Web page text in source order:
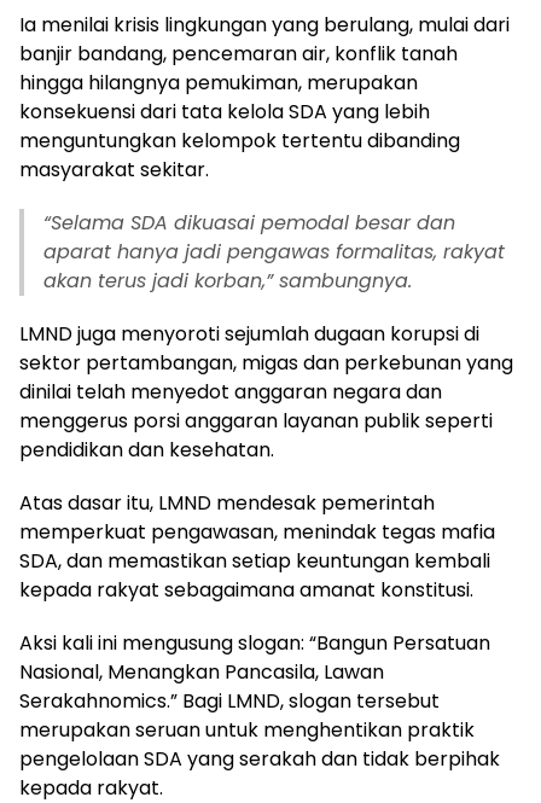
Ia menilai krisis lingkungan yang berulang, mulai dari
banjir bandang, pencemaran air, konflik tanah
hingga hilangnya pemukiman, merupakan
konsekuensi dari tata kelola SDA yang lebih
menguntungkan kelompok tertentu dibanding
masyarakat sekitar.
“Selama SDA dikuasai pemodal besar dan
aparat hanya jadi pengawas formalitas, rakyat
akan terus jadi korban,” sambungnya.
LMND juga menyoroti sejumlah dugaan korupsi di
sektor pertambangan, migas dan perkebunan yang
dinilai telah menyedot anggaran negara dan
menggerus porsi anggaran layanan publik seperti
pendidikan dan kesehatan.
Atas dasar itu, LMND mendesak pemerintah
memperkuat pengawasan, menindak tegas mafia
SDA, dan memastikan setiap keuntungan kembali
kepada rakyat sebagaimana amanat konstitusi.
Aksi kali ini mengusung slogan: “Bangun Persatuan
Nasional, Menangkan Pancasila, Lawan
Serakahnomics.” Bagi LMND, slogan tersebut
merupakan seruan untuk menghentikan praktik
pengelolaan SDA yang serakah dan tidak berpihak
kepada rakyat.